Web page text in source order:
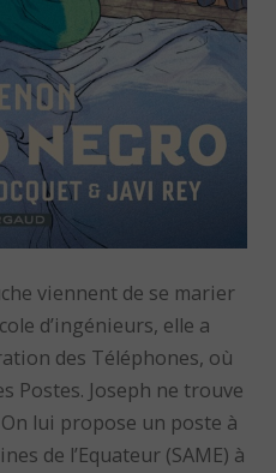
viennent de se marier
d’ingénieurs, elle a
des Téléphones, où
Postes. Joseph ne trouve
lui propose un poste à
de l’Equateur (SAME) à